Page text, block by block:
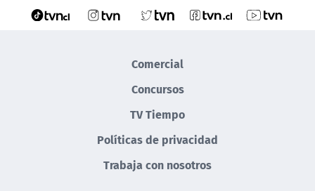
Comercial
Concursos
TV Tiempo
Políticas de privacidad
Trabaja con nosotros